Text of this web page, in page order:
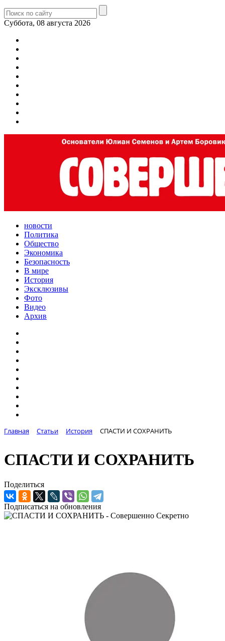
Суббота, 08 августа 2026
новости
Политика
Общество
Экономика
Безопасность
В мире
История
Эксклюзивы
Фото
Видео
Архив
Главная Статьи История СПАСТИ И СОХРАНИТЬ
СПАСТИ И СОХРАНИТЬ
Поделиться
Подписаться на обновления